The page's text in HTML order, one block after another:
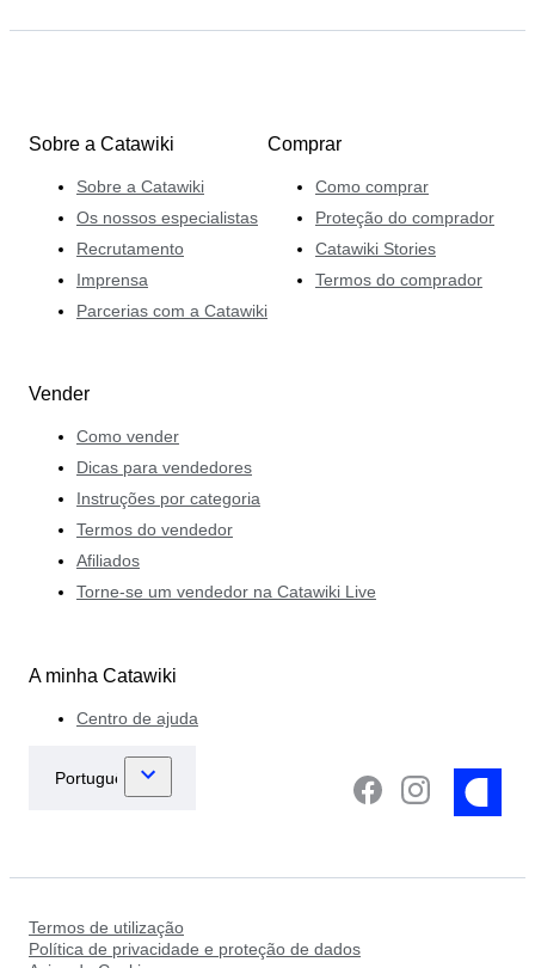
Sobre a Catawiki
Sobre a Catawiki
Os nossos especialistas
Recrutamento
Imprensa
Parcerias com a Catawiki
Comprar
Como comprar
Proteção do comprador
Catawiki Stories
Termos do comprador
Vender
Como vender
Dicas para vendedores
Instruções por categoria
Termos do vendedor
Afiliados
Torne-se um vendedor na Catawiki Live
A minha Catawiki
Centro de ajuda
Termos de utilização
Política de privacidade e proteção de dados